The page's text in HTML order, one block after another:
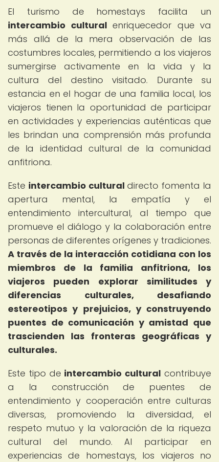
El turismo de homestays facilita un
intercambio culturalenriquecedor que va
más allá de la mera observación de las
costumbres locales, permitiendo a los viajeros
sumergirse activamente en la vida y la
cultura del destino visitado. Durante su
estancia en el hogar de una familia local, los
viajeros tienen la oportunidad de participar
en actividades y experiencias auténticas que
les brindan una comprensión más profunda
de la identidad cultural de la comunidad
anfitriona.
Este intercambio culturaldirecto fomenta la
apertura mental, la empatía y el
entendimiento intercultural, al tiempo que
promueve el diálogo y la colaboración entre
personas de diferentes orígenes y tradiciones.
A través de la interacción cotidiana con los
miembros de la familia anfitriona, los
viajeros pueden explorar similitudes y
diferencias culturales, desafiando
estereotipos y prejuicios, y construyendo
puentes de comunicación y amistad que
trascienden las fronteras geográficas y
culturales.
Este tipo de intercambio cultural contribuye
a la construcción de puentes de
entendimiento y cooperación entre culturas
diversas, promoviendo la diversidad, el
respeto mutuo y la valoración de la riqueza
cultural del mundo. Al participar en
experiencias de homestays, los viajeros no